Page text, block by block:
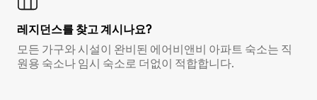
레지던스를 찾고 계시나요?
모든 가구와 시설이 완비된 에어비앤비 아파트 숙소는 직
원용 숙소나 임시 숙소로 더없이 적합합니다.